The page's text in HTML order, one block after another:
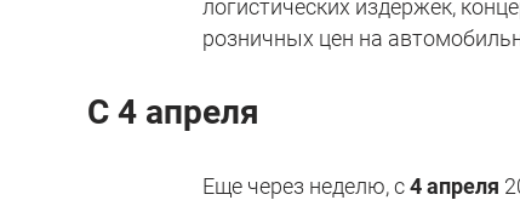
логистических издержек,
розничных цен на
С 4 апреля
Еще через неделю, с4 апреля